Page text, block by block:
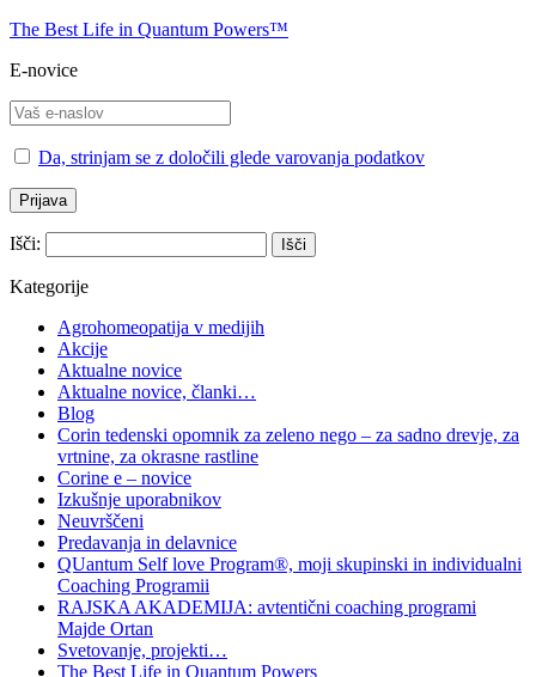
The Best Life in Quantum Powers™
E-novice
Da, strinjam se z določili glede varovanja podatkov
Išči:
Kategorije
Agrohomeopatija v medijih
Akcije
Aktualne novice
Aktualne novice, članki…
Blog
Corin tedenski opomnik za zeleno nego – za sadno drevje, za
vrtnine, za okrasne rastline
Corine e – novice
Izkušnje uporabnikov
Neuvrščeni
Predavanja in delavnice
QUantum Self love Program®, moji skupinski in individualni
Coaching Programii
RAJSKA AKADEMIJA: avtentični coaching programi
Majde Ortan
Svetovanje, projekti…
The Best Life in Quantum Powers